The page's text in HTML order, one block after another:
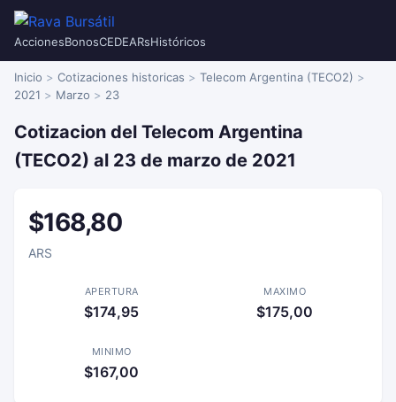
AccionesBonosCEDEARsHistóricos
Inicio Cotizaciones historicas
Telecom Argentina (TECO2)
2021
Marzo 23
Cotizacion del Telecom Argentina
(TECO2) al 23 de marzo de 2021
$168,80
ARS
APERTURA
$174,95
MAXIMO
$175,00
MINIMO
$167,00